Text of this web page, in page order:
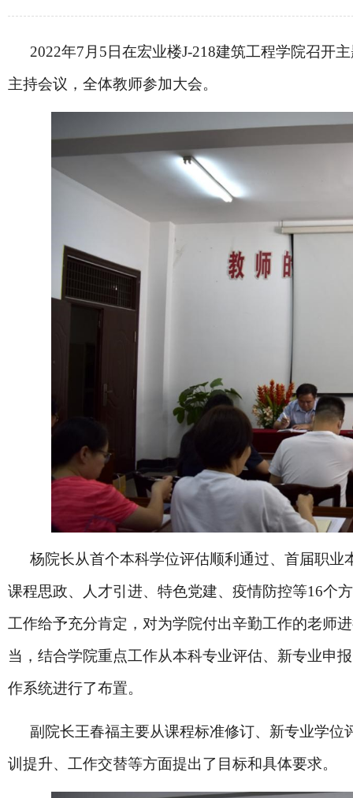
2022年7月5日在宏业楼J-218建筑工程学院召开
主持会议，全体教师参加大会。
杨院长从首个本科学位评估顺利通过、首届职
课程思政、人才引进、特色党建、疫情防控等16个
工作给予充分肯定，对为学院付出辛勤工作的老师
当，结合学院重点工作从本科专业评估、新专业申
作系统进行了布置。
副院长王春福主要从课程标准修订、新专业学
训提升、工作交替等方面提出了目标和具体要求。